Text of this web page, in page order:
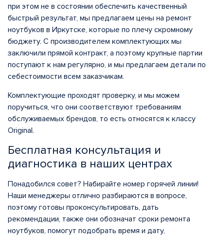
при этом не в состоянии обеспечить качественный
быстрый результат, мы предлагаем цены на ремонт
ноутбуков в Иркутске, которые по плечу скромному
бюджету. С производителем комплектующих мы
заключили прямой контракт, а поэтому крупные партии
поступают к нам регулярно, и мы предлагаем детали по
себестоимости всем заказчикам.
Комплектующие проходят проверку, и мы можем
поручиться, что они соответствуют требованиям
обслуживаемых брендов, то есть относятся к классу
Original.
Бесплатная консультация и
диагностика в наших центрах
Понадобился совет? Набирайте номер горячей линии!
Наши менеджеры отлично разбираются в вопросе,
поэтому готовы проконсультировать, дать
рекомендации, также они обозначат сроки ремонта
ноутбуков, помогут подобрать время и дату,